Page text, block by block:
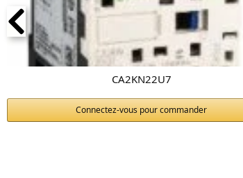
CA2KN22U7
Connectez-vous pour commander